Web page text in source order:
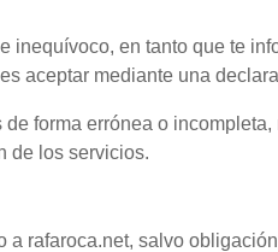
inequívoco, en tanto que te
aceptar mediante una
forma errónea o
de los servicios.
a rafaroca.net, salvo